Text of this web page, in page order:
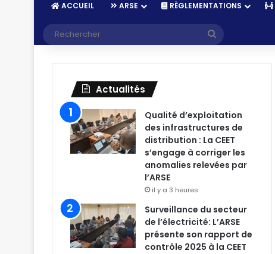
ACCUEIL ARSE RÈGLEMENTATIONS
Actualités
Qualité d’exploitation
des infrastructures de
distribution : La CEET
s’engage à corriger les
anomalies relevées par
l’ARSE
il y a 3 heures
Surveillance du secteur
de l’électricité: L’ARSE
présente son rapport de
contrôle 2025 à la CEET